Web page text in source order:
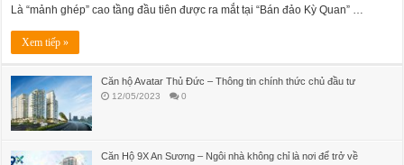
Là “mảnh ghép” cao tầng đầu tiên được ra mắt tại “Bán đảo Kỳ Quan” …
Xem tiếp »
Căn hộ Avatar Thủ Đức – Thông tin chính thức chủ đầu tư
12/05/2023 0
Căn Hộ 9X An Sương – Ngôi nhà không chỉ là nơi để trở về